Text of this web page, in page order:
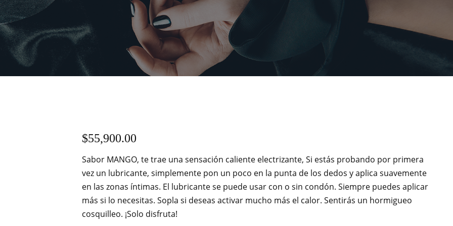
$55,900.00
Sabor MANGO, te trae una sensación caliente electrizante, Si estás probando por primera
vez un lubricante, simplemente pon un poco en la punta de los dedos y aplica suavemente
en las zonas íntimas. El lubricante se puede usar con o sin condón. Siempre puedes aplicar
más si lo necesitas. Sopla si deseas activar mucho más el calor. Sentirás un hormigueo
cosquilleo. ¡Solo disfruta!